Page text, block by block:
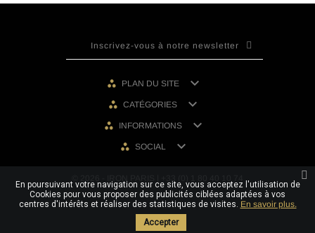
PLAN DU SITE 
CATÉGORIES 
INFORMATIONS 
SOCIAL 
En poursuivant votre navigation sur ce site, vous acceptez l'utilisation de
Cookies pour vous proposer des publicités ciblées adaptées à vos
centres d'intérêts et réaliser des statistiques de visites. En savoir plus.
Accepter